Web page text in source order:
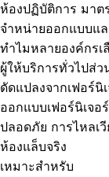
ห้องปฏิบัติการ มาต
จำหน่ายออกแบบแ
ทำไมหลายองค์กรเ
ผู้ให้บริการทั่วไปส่ว
ดัดแปลงจากเฟอร์นิ
ออกแบบเฟอร์นิเจอ
ปลอดภัย การไหลเ
ห้องแล็บจริง
เหมาะสำหรับ